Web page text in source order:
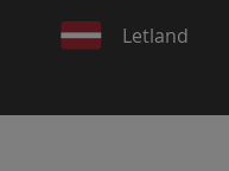
Letland